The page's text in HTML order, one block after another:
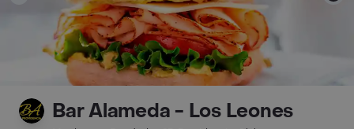
Bar Alameda - Los Leones